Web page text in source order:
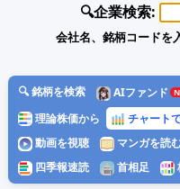
🔍企業検索:
会社名、銘柄コードを
🔍 銘柄を検索 AIファンド
理論株価から
チャート
動画を視聴
マンガを読
四季報速読
首相足